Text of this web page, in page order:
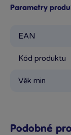
Parametry
EAN
Kód produktu
Věk min
Podobné